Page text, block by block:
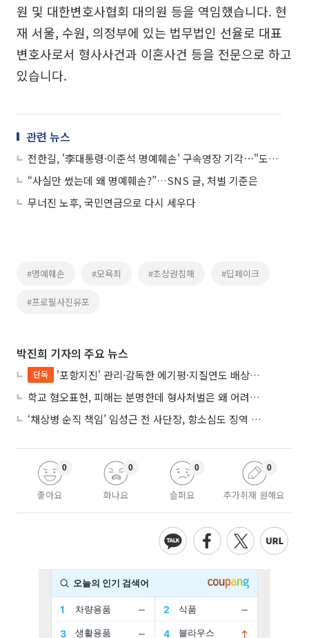
원 및 대한변호사협회 대의원 등을 역임했습니다. 현
재 서울, 수원, 의정부에 있는 법무법인 선율로 대표
변호사로서 형사사건과 이혼사건 등을 전문으로 하고
있습니다.
관련 뉴스
전한길, '李대통령·이준석 명예훼손' 구속영장 기각⋯"도주 우려 없어"
“사실만 썼는데 왜 명예훼손?”…SNS 글, 처벌 기준은
무너진 노후, 국민연금으로 다시 세우다
#명예훼손 #모욕죄 #초상권침해 #딥페이크
#프로필사진유포
박진희 기자의 주요 뉴스
단독
'포항지진' 관리·감독한 에기평·지질연도 배상책임…법원 “안전의무 당연”
학교 혐오표현, 피해는 분명한데 형사처벌은 왜 어려울까?
‘채상병 순직 책임’ 임성근 전 사단장, 항소심도 징역 3년
좋아요
0
화나요
0
슬퍼요
0
추가취재 원해요
0